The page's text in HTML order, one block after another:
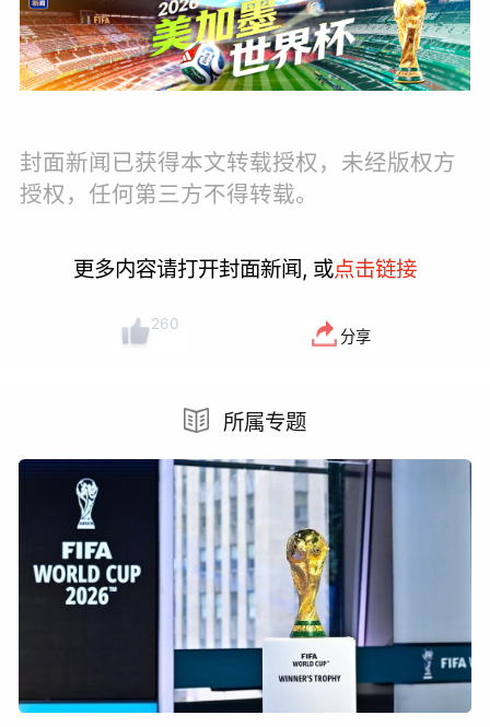
封面新闻已获得本文转载授权，未经版权方
授权，任何第三方不得转载。
更多内容请打开封面新闻, 或点击链接
260
分享
所属专题